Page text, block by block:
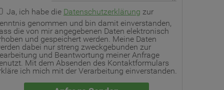
Ja, ich habe die Datenschutzerklärung zur
genommen und bin damit einverstanden,
die von mir angegebenen Daten elektronisch
und gespeichert werden. Meine Daten
dabei nur streng zweckgebunden zur
und Beantwortung meiner Anfrage
Mit dem Absenden des Kontaktformulars
ich mich mit der Verarbeitung einverstanden.